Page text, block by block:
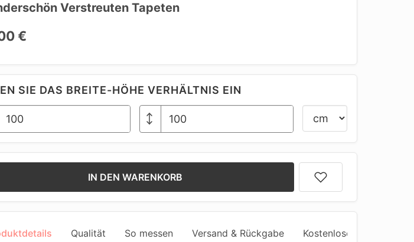
Verstreuten Tapeten
€
SIE DAS BREITE-HÖHE VERHÄLTNIS EIN
IN DEN WARENKORB
Qualität So messen Versand & Rückgabe Kostenlose Anpassung